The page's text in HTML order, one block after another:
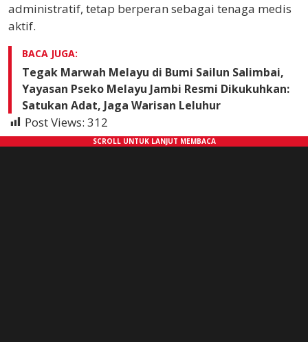
administratif, tetap berperan sebagai tenaga medis
aktif.
BACA JUGA:
Tegak Marwah Melayu di Bumi Sailun Salimbai,
Yayasan Pseko Melayu Jambi Resmi Dikukuhkan:
Satukan Adat, Jaga Warisan Leluhur
Post Views: 312